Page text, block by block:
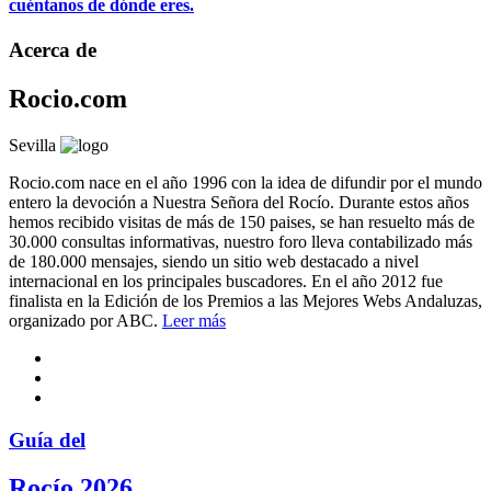
cuéntanos de dónde eres.
Acerca de
Rocio.com
Sevilla
Rocio.com nace en el año 1996 con la idea de difundir por el mundo
entero la devoción a Nuestra Señora del Rocío. Durante estos años
hemos recibido visitas de más de 150 paises, se han resuelto más de
30.000 consultas informativas, nuestro foro lleva contabilizado más
de 180.000 mensajes, siendo un sitio web destacado a nivel
internacional en los principales buscadores. En el año 2012 fue
finalista en la Edición de los Premios a las Mejores Webs Andaluzas,
organizado por ABC. Leer más
Guía del